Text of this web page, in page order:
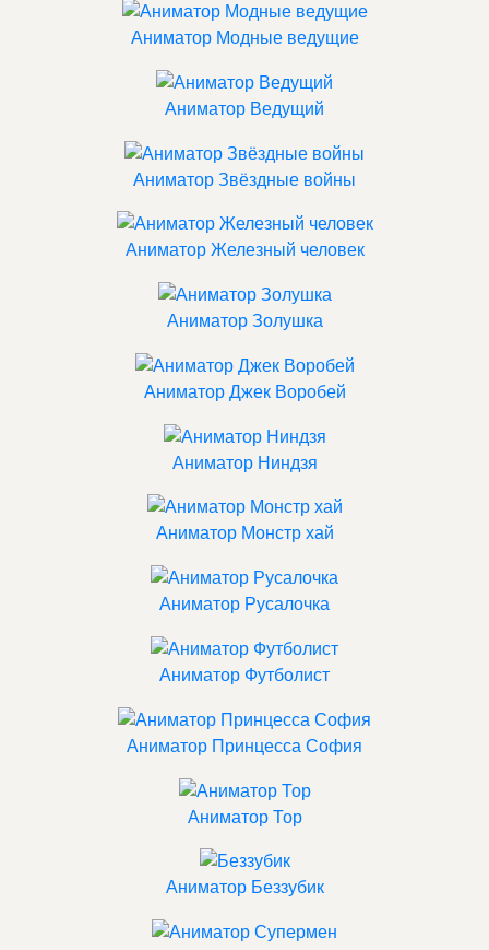
Аниматор Модные ведущие
Аниматор Ведущий
Аниматор Звёздные войны
Аниматор Железный человек
Аниматор Золушка
Аниматор Джек Воробей
Аниматор Ниндзя
Аниматор Монстр хай
Аниматор Русалочка
Аниматор Футболист
Аниматор Принцесса София
Аниматор Тор
Аниматор Беззубик